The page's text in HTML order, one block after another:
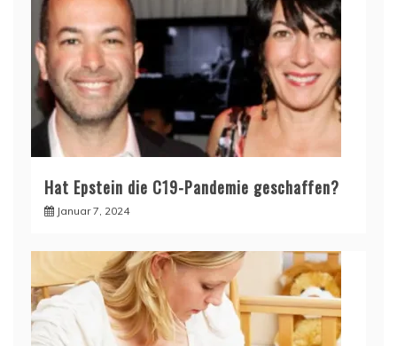
Hat Epstein die C19-Pandemie geschaffen?
Januar 7, 2024